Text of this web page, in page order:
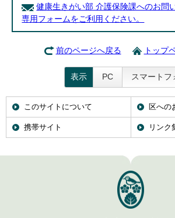
健康生きがい部 介護保険課へのお問
専用フォームをご利用ください。
前のページへ戻る トップ
表示 PC スマートフ
このサイトについて 区への
携帯サイト リンク